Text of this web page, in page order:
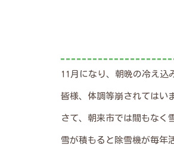
11月になり、朝晩の冷え込
皆様、体調等崩されてはい
さて、朝来市では間もなく
雪が積もると除雪機が毎年